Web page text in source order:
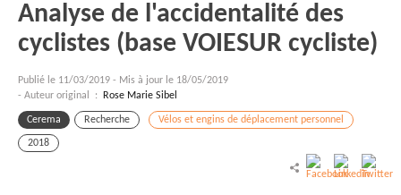
Analyse de l'accidentalité des
cyclistes (base VOIESUR cycliste)
Publié le 11/03/2019 - Mis à jour le 18/05/2019
- Auteur original :
Rose Marie Sibel
Cerema Recherche Vélos et engins de déplacement personnel
2018